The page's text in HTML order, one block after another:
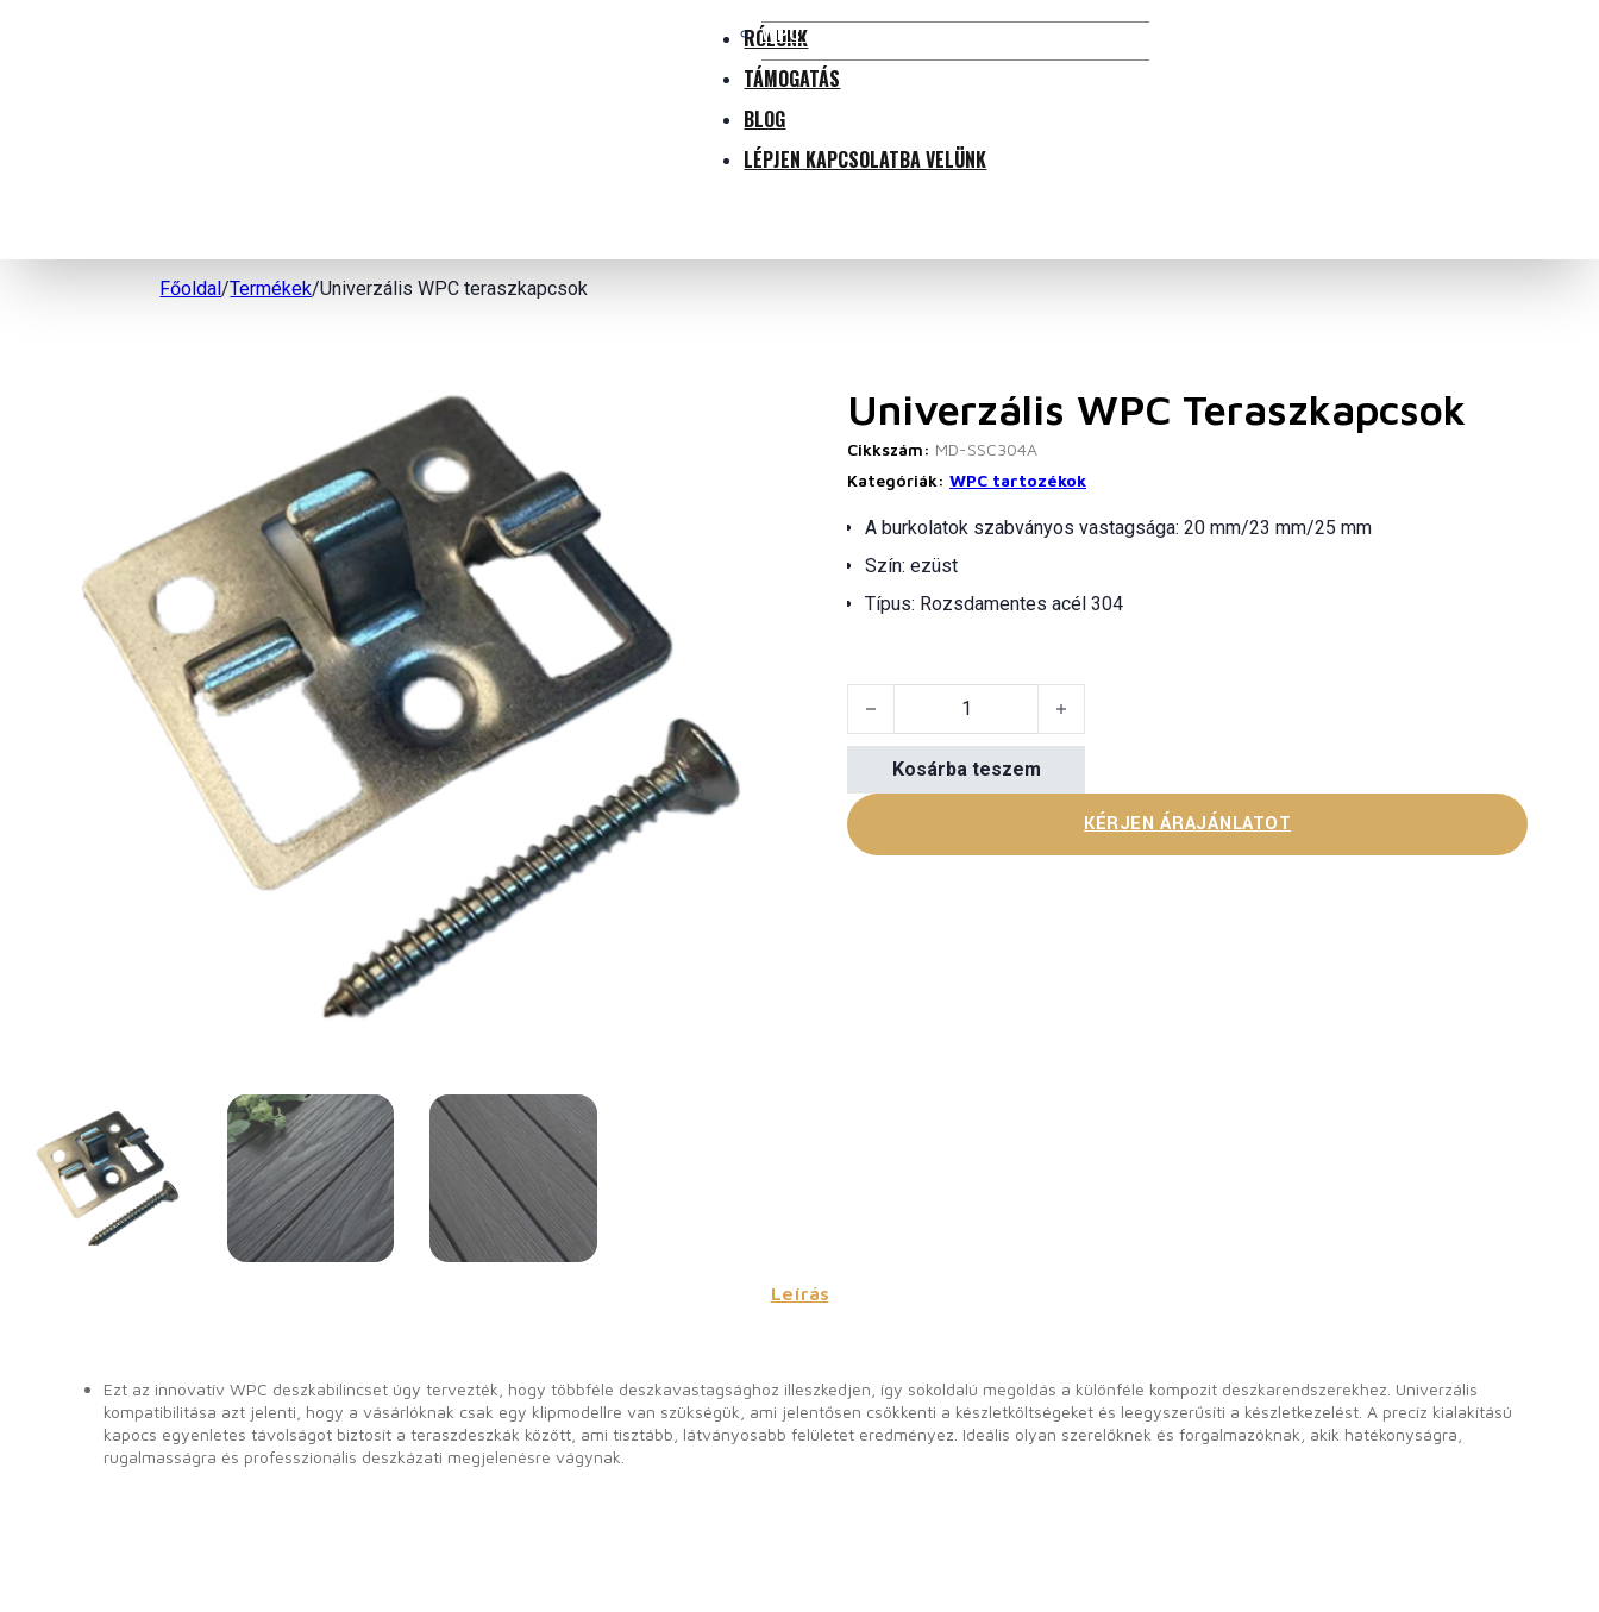
WPC tartozékok
RÓLUNK
TÁMOGATÁS
BLOG
LÉPJEN KAPCSOLATBA VELÜNK
Főoldal/Termékek/Univerzális WPC teraszkapcsok
Univerzális WPC Teraszkapcsok
Cikkszám: MD-SSC304A
Kategóriák: WPC tartozékok
A burkolatok szabványos vastagsága: 20 mm/23 mm/25 mm
Szín: ezüst
Típus: Rozsdamentes acél 304
Universal WPC decking clips mennyiség
Kosárba teszem
KÉRJEN ÁRAJÁNLATOT
Leírás
Ezt az innovatív WPC deszkabilincset úgy tervezték, hogy többféle deszkavastagsághoz illeszkedjen, így sokoldalú megoldás a különféle kompozit deszkarendszerekhez. Univerzális
kompatibilitása azt jelenti, hogy a vásárlóknak csak egy klipmodellre van szükségük, ami jelentősen csökkenti a készletköltségeket és leegyszerűsíti a készletkezelést. A precíz kialakítású
kapocs egyenletes távolságot biztosít a teraszdeszkák között, ami tisztább, látványosabb felületet eredményez. Ideális olyan szerelőknek és forgalmazóknak, akik hatékonyságra,
rugalmasságra és professzionális deszkázati megjelenésre vágynak.